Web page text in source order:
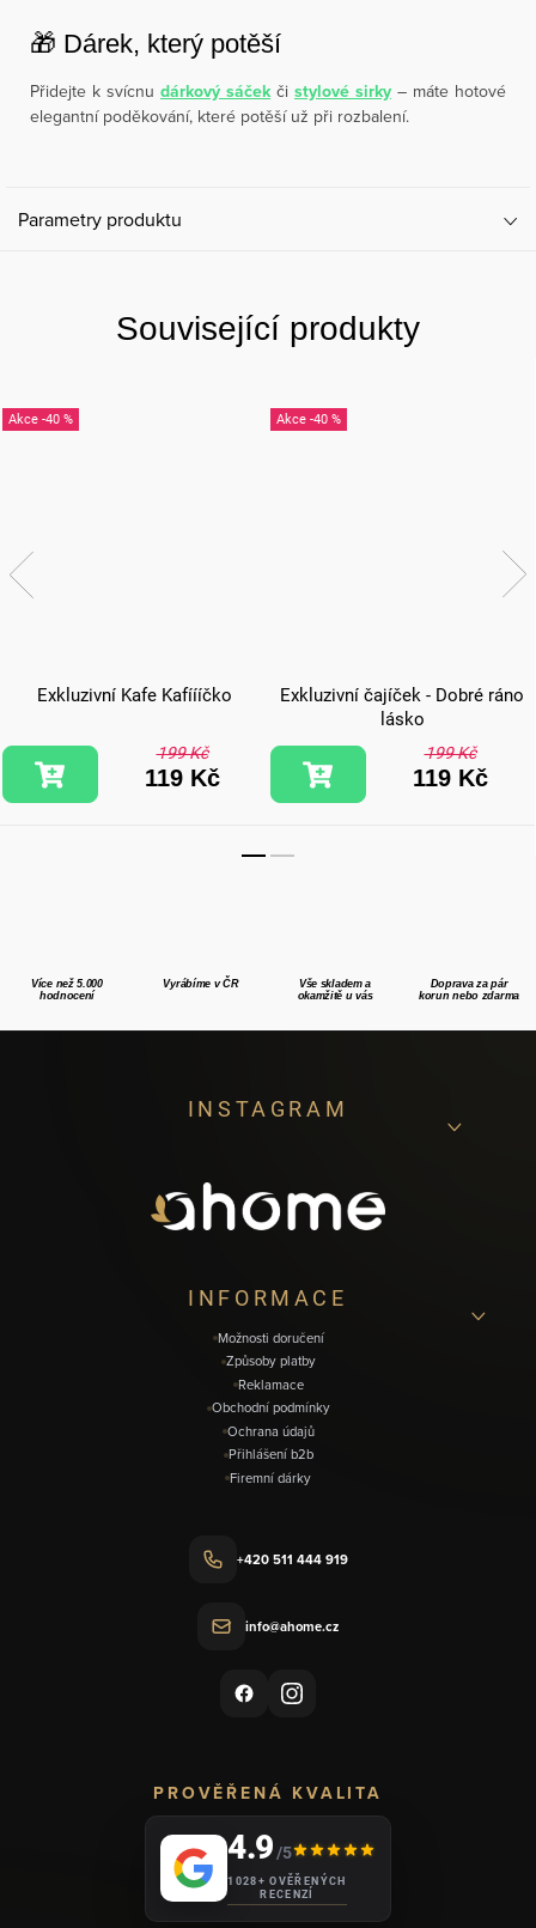
🎁 Dárek, který potěší
Přidejte k svícnu dárkový sáčekči stylové sirky – máte hotové
elegantní poděkování, které potěší už při rozbalení.
Parametry produktu
Související produkty
-40 %
Exkluzivní Kafe Kafíííčko
199 Kč
119 Kč
-40 %
Exkluzivní čajíček - Dobré ráno
lásko
199 Kč
119 Kč
Více než 5.000
hodnocení
Vyrábíme v ČR
Vše skladem a
okamžitě u vás
Doprava za pár
korun nebo zdarma
INSTAGRAM
INFORMACE
Možnosti doručení
Způsoby platby
Reklamace
Obchodní podmínky
Ochrana údajů
Přihlášení b2b
Firemní dárky
+420 511 444 919
info@ahome.cz
PROVĚŘENÁ KVALITA
4.9/5
1028+ OVĚŘENÝCH
RECENZÍ